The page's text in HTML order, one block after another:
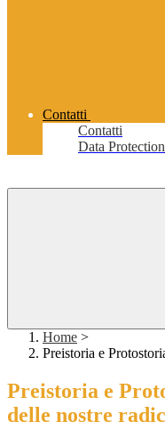
Contatti
Contatti
Data
Home >
Preistoria e
Preistoria e
delle nostre